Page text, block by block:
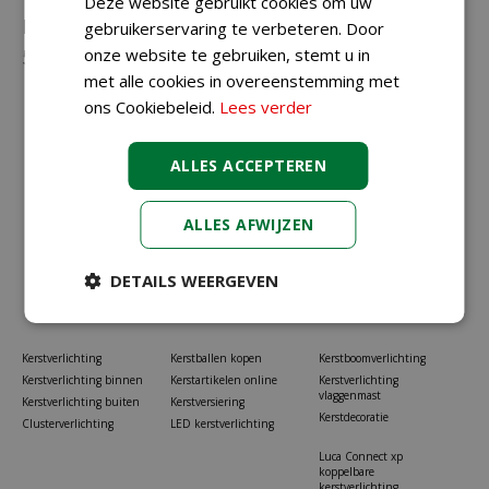
Neem gerust contact met ons op via023-
5581528ofinfo@koopkerstverlichting.nl
Kerstverlichting
Kerstverlichting binnen
Kerstverlichting buiten
Clusterverlichting
Kerstballen kopen
Kerstartikelen online
Kerstversiering
LED kerstverlichting
Kerstboomverlichting
Kerstverlichting
vlaggenmast
Kerstdecoratie
Luca Connect xp
koppelbare
gebruikerservaring te verbeteren. Door
onze website te gebruiken, stemt u in
met alle cookies in overeenstemming met
ons Cookiebeleid. Lees verder
ALLES ACCEPTEREN
ALLES AFWIJZEN
DETAILS WEERGEVEN